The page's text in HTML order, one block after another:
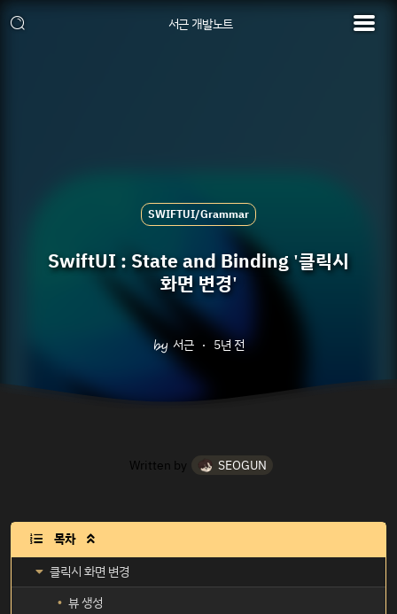
서근 개발노트
SWIFTUI/Grammar
SwiftUI : State and Binding '클릭시
화면 변경'
서근 5년 전
Written by SEOGUN
목차 
클릭시 화면 변경
뷰 생성